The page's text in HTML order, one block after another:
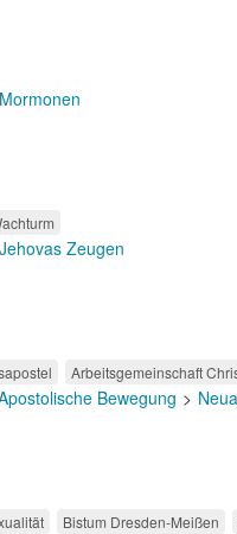
Mormonen
Jehovas Zeugen
Arbeitsgemeinschaft
Bewegung
Bistum Dresden-Meißen